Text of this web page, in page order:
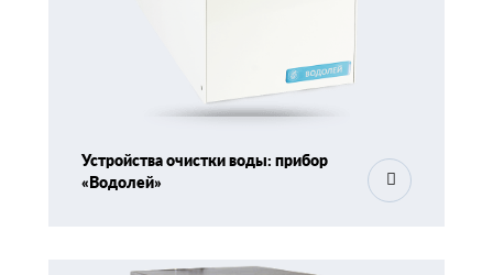
Устройства очистки воды: прибор
«Водолей»